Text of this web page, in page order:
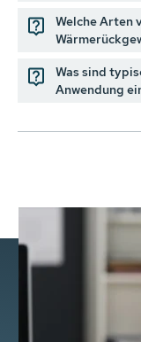
Welche Arten
Was sind
Anwendung